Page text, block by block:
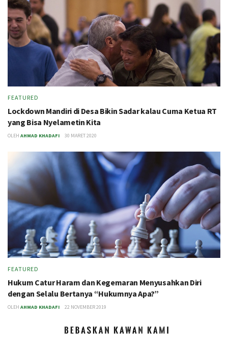
FEATURED
Lockdown Mandiri di Desa Bikin Sadar kalau Cuma Ketua RT
yang Bisa Nyelametin Kita
OLEH AHMAD KHADAFI 30 MARET 2020
FEATURED
Hukum Catur Haram dan Kegemaran Menyusahkan Diri
dengan Selalu Bertanya “Hukumnya Apa?”
OLEH AHMAD KHADAFI 22 NOVEMBER 2019